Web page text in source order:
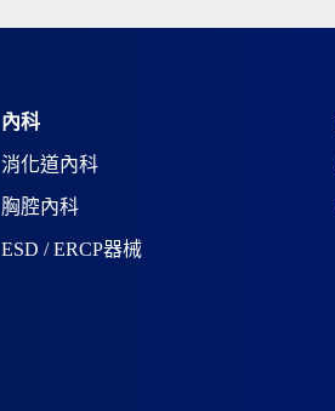
內科
消化道內科
胸腔內科
ESD / ERCP器械